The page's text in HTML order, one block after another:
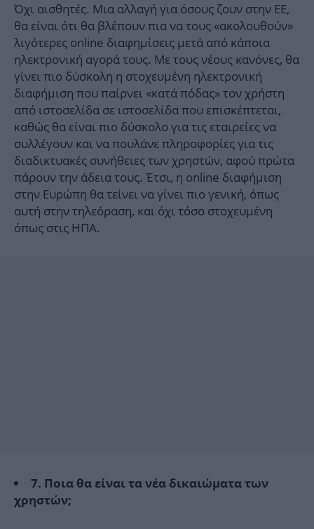
Όχι αισθητές. Μια αλλαγή για όσους ζουν στην ΕΕ,
θα είναι ότι θα βλέπουν πια να τους «ακολουθούν»
λιγότερες online διαφημίσεις μετά από κάποια
ηλεκτρονική αγορά τους. Με τους νέους κανόνες, θα
γίνει πιο δύσκολη η στοχευμένη ηλεκτρονική
διαφήμιση που παίρνει «κατά πόδας» τον χρήστη
από ιστοσελίδα σε ιστοσελίδα που επισκέπτεται,
καθώς θα είναι πιο δύσκολο για τις εταιρείες να
συλλέγουν και να πουλάνε πληροφορίες για τις
διαδικτυακές συνήθειες των χρηστών, αφού πρώτα
πάρουν την άδεια τους. Έτσι, η online διαφήμιση
στην Ευρώπη θα τείνει να γίνει πιο γενική, όπως
αυτή στην τηλεόραση, και όχι τόσο στοχευμένη
όπως στις ΗΠΑ.
7. Ποια θα είναι τα νέα δικαιώματα των
χρηστών;